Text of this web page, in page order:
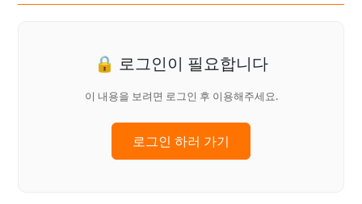
🔒 로그인이 필요합니다
이 내용을 보려면 로그인 후 이용해주세요.
로그인 하러 가기